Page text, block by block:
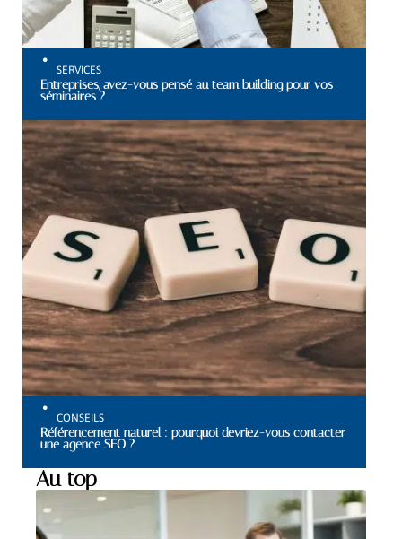
SERVICES
Entreprises, avez-vous pensé au team building pour vos
séminaires ?
CONSEILS
Référencement naturel : pourquoi devriez-vous contacter
une agence SEO ?
Au top